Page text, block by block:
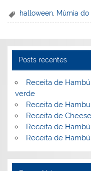
er
st
k
dI
n
c
b
o
o
halloween, Múmia do
Posts recentes
Receita de
verde
Receita de
Receita de
Receita de
Receita de